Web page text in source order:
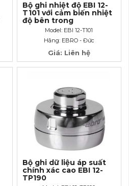
Bộ ghi nhiệt độ EBI 12-
T101 với cảm biến nhiệt
độ bên trong
Model: EBI 12-T101
Hãng: EBRO - Đức
Giá: Liên hệ
Bộ ghi dữ liệu áp suất
chính xác cao EBI 12-
TP190